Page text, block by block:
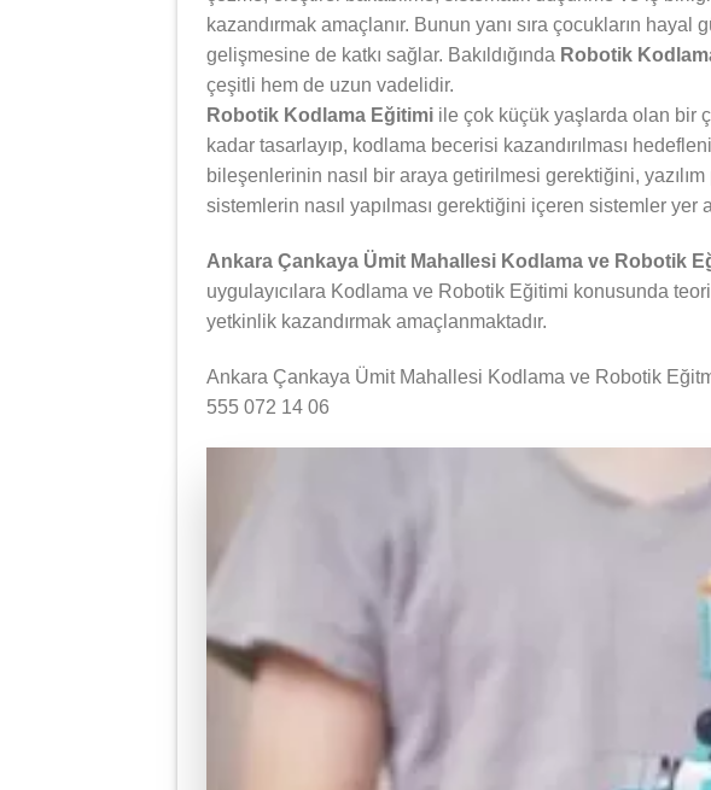
kazandırmak amaçlanır. Bunun yanı sıra çocukların
gelişmesine de katkı sağlar. Bakıldığında Robotik
çeşitli hem de uzun vadelidir.
Robotik Kodlama Eğitimi ile çok küçük yaşlarda olan bir
kadar tasarlayıp, kodlama becerisi kazandırılması
bileşenlerinin nasıl bir araya getirilmesi gerektiğini, yazılım
sistemlerin nasıl yapılması gerektiğini içeren sistemler yer
Ankara Çankaya Ümit Mahallesi Kodlama ve Robotik
uygulayıcılara Kodlama ve Robotik Eğitimi konusunda
yetkinlik kazandırmak amaçlanmaktadır.
Ankara Çankaya Ümit Mahallesi Kodlama ve Robotik
555 072 14 06